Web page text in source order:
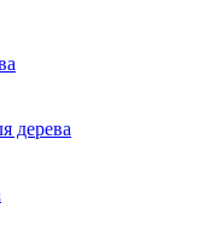
дерева